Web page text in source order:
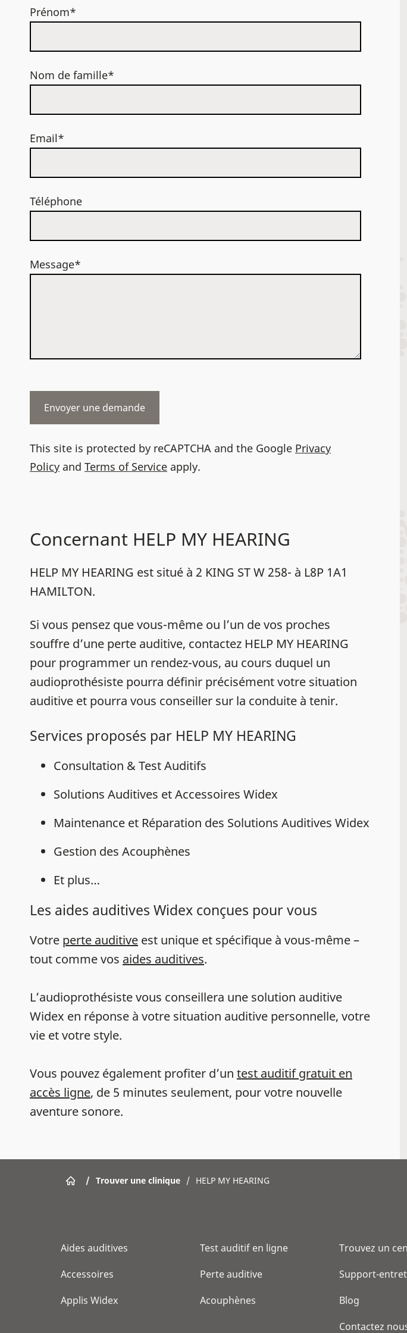
Prénom*
Nom de famille*
Email*
Téléphone
Message*
This site is protected by reCAPTCHA and the Google Privacy
Policy and Terms of Service apply.
Concernant HELP MY HEARING
HELP MY HEARING est situé à 2 KING ST W 258- à L8P 1A1
HAMILTON.
Si vous pensez que vous-même ou l’un de vos proches
souffre d’une perte auditive, contactez HELP MY HEARING
pour programmer un rendez-vous, au cours duquel un
audioprothésiste pourra définir précisément votre situation
auditive et pourra vous conseiller sur la conduite à tenir.
Services proposés par HELP MY HEARING
Consultation & Test Auditifs
Solutions Auditives et Accessoires Widex
Maintenance et Réparation des Solutions Auditives Widex
Gestion des Acouphènes
Et plus…
Les aides auditives Widex conçues pour vous
Votre perte auditive est unique et spécifique à vous-même –
tout comme vos aides auditives.
L’audioprothésiste vous conseillera une solution auditive
Widex en réponse à votre situation auditive personnelle, votre
vie et votre style.
Vous pouvez également profiter d’un test auditif gratuit en
accès ligne, de 5 minutes seulement, pour votre nouvelle
aventure sonore.
/ Trouver une clinique / HELP MY HEARING
Aides auditives
Accessoires
Applis Widex
Test auditif en ligne
Perte auditive
Acouphènes
Trouvez un
Support-
Blog
Contactez